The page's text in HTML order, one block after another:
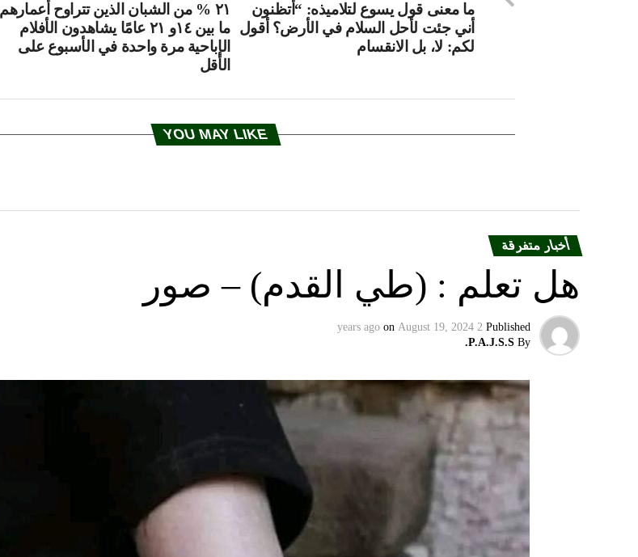
٢١ % من الشبان الذين تتراوح أعمارهم
ما بين ١٤و ٢١ عامًا يشاهدون الأفلام
الإباحية مرة واحدة في الأسبوع على
الأقل
ما معنى قول يسوع لتلاميذه: “أتظنون
أني جئت لأحل السلام في الأرض؟ أقول
لكم: لا، بل الانقسام
YOU MAY LIKE
أخبار متفرقة
هل تعلم : (طي القدم) – صور
Published
2 years ago
on August 19, 2024
By
P.A.J.S.S.